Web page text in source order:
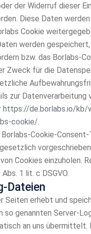
der Widerruf dieser
Diese Daten
Cookie
werden gespeichert,
bzw. das Borlabs-
Zweck für die
zur Datenverarbeitung
https://de.borlabs.io/kb/
cookie/
Cookie-
Cookies einzuholen.
1 lit. c DSGVO.
Dateien
Seiten erhebt und
so genannten Server-
an uns übermittelt.